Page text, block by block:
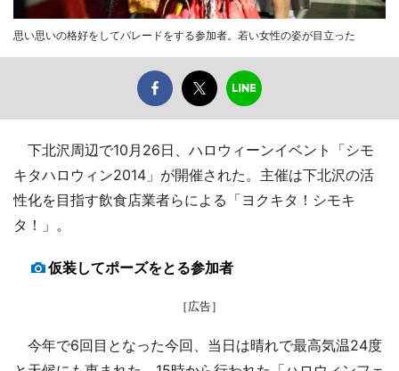
思い思いの格好をしてパレードをする参加者。若い女性の姿が目立った
下北沢周辺で10月26日、ハロウィーンイベント「シモ
キタハロウィン2014」が開催された。主催は下北沢の活
性化を目指す飲食店業者らによる「ヨクキタ！シモキ
タ！」。
仮装してポーズをとる参加者
［広告］
今年で6回目となった今回、当日は晴れで最高気温24度